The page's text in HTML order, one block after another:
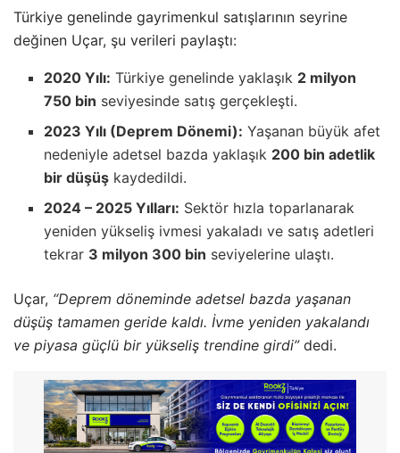
Türkiye genelinde gayrimenkul satışlarının seyrine
değinen Uçar, şu verileri paylaştı:
2020 Yılı: Türkiye genelinde yaklaşık 2 milyon
750 bin seviyesinde satış gerçekleşti.
2023 Yılı (Deprem Dönemi): Yaşanan büyük afet
nedeniyle adetsel bazda yaklaşık 200 bin adetlik
bir düşüş kaydedildi.
2024 – 2025 Yılları: Sektör hızla toparlanarak
yeniden yükseliş ivmesi yakaladı ve satış adetleri
tekrar 3 milyon 300 bin seviyelerine ulaştı.
Uçar, “Deprem döneminde adetsel bazda yaşanan
düşüş tamamen geride kaldı. İvme yeniden yakalandı
ve piyasa güçlü bir yükseliş trendine girdi”dedi.